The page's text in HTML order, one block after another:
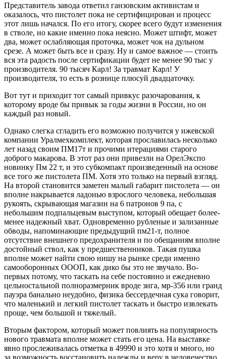
Представитель завода ответил ганзовским активистам и
оказалось, что пистолет пока не сертифицирован и процесс
этот лишь начался. По его итогу, скорее всего будут изменения
в стволе, но какие именно пока неясно. Может штифт, может
два, может ослабляющая проточка, может чок на дульном
срезе. А может быть все и сразу. Ну и самое важное — стоить
вся эта радость после сертификации будет не менее 90 тыс у
производителя. 90 тысяч Карл! За травмат Карл! У
производителя, то есть в рознице плюсуй двадцаточку.
Вот тут и приходит тот самый привкус разочарования, к
которому вроде бы привык за годы жизни в России, но он
каждый раз новый.
Однако слегка сгладить его возможно получится у ижевской
компании Уралмехкомплект, которая прославилась несколько
лет назад своим ПМ17т и прочими итерациями старого
доброго макарова. В этот раз они привезли на ОрелЭкспо
новинку Пм 22 т, и это субкомпакт произведенный на основе
все того же пистолета ПМ. Хотя это только на первый взгляд.
На второй становится заметен малый габарит пистолета — он
вполне накрывается ладонью взрослого человека, небольшая
рукоять, скрывающая магазин на 6 патронов 9 па, с
небольшим подпальцевым выступом, который обещает более-
менее надежный хват. Одновременно рубленые и зализанные
обводы, напоминающие предыдущий пм21-т, полное
отсутствие внешнего предохранителя и по обещаниям вполне
достойный ствол, как у предшественников. Такая пушка
вполне может найти свою нишу на рынке среди именно
самооборонных ОООП, как дико бы это не звучало. Во-
первых потому, что таскать на себе постоянно и ежедневно
цельностальной полноразмерник вроде зига, мр-356 или гранд
пауэра банально неудобно, физика бессердечная сука говорит,
что маленький и легкий пистолет таскать и быстро извлекать
проще, чем большой и тяжелый.
Вторым фактором, который может повлиять на популярность
нового травмата вполне может стать его цена. На выставке
явно прослеживалась отметка в 49990 и это хотя и много, но
за возможность восстановить надежды и веру в человечество